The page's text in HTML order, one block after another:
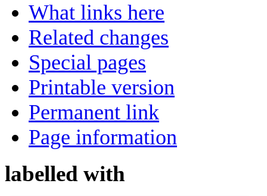
What links here
Related changes
Special pages
Printable version
Permanent link
Page information
labelled with